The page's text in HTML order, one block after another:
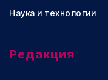
Наука и технологии
Редакция